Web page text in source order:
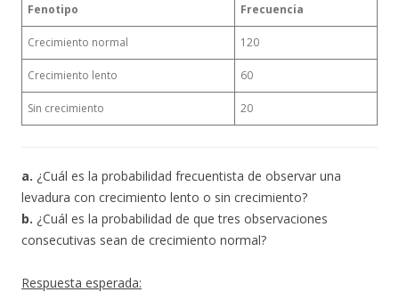
Fenotipo Frecuencia
Crecimiento normal 120
Crecimiento lento 60
Sin crecimiento 20
a. ¿Cuál es la probabilidad frecuentista de observar una
levadura con crecimiento lento o sin crecimiento?
b. ¿Cuál es la probabilidad de que tres observaciones
consecutivas sean de crecimiento normal?
Respuesta esperada: